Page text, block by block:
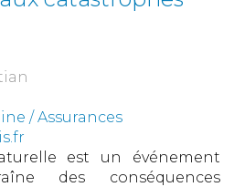
/Assurances
est un événement
des conséquences